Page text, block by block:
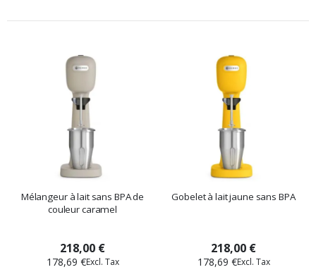
Mélangeur à lait sans BPA de
couleur caramel
218,00 €
178,69 €
Gobelet à lait jaune sans BPA
218,00 €
178,69 €